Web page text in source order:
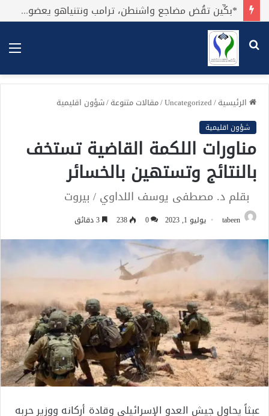
*بكِّين تقُض مضاجع واشنطن، ترامب ونتنياهو يعضون على أصابِعهُم وليس بيدهم حيلَة!.*
بحث
عن
الرئيسية/
Uncategorized
/مقالات متنوعة/شؤون اقليمية
شؤون اقليمية
مناورات اللكمة القاضية تستخف
بالنتائج وتستهين بالخسائر
بقلم د. مصطفى يوسف اللداوي / بيروت
tabeen يوليو 1, 2023 0
238
عبثاً يحاول جيش العدو الإسرائيلي وقادة أركانه ووزير حربه